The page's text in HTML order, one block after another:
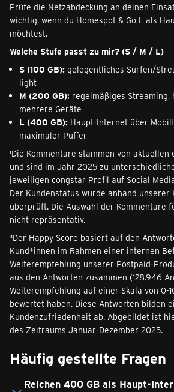
Prüfe die Netzabdeckung an deinen
wichtig, wenn du Homespot & Go L als
möchtest.
Welche Stufe passt zu mir? (S / M / L)
S (100 GB): gelegentliches Surfen/
light
M (200 GB): regelmäßiges Streaming,
mehrere Geräte
L (400 GB): Haupt-Internet über
maximaler Puffer
¹Die Kommentare stammen von
und sind im Jahr 2025 zu
jeweiligen congstar Profil auf Social
Der Kundenstatus wurde anhand unserer
überprüft. Die Auswahl der Kommentare
nicht repräsentativ.
³Der Happy Score basiert auf den
Kund*innen im Rahmen einer internen
Weiterempfehlung unserer Postpaid-
aus den Antworten zusammen (128.946
Weiterempfehlung auf einer Skala von 0-
bewertet haben. Diese Antworten bilden
Kundenzufriedenheit ab. Abgebildet ist
des Zeitraums Januar-Dezember 2025.
Häufig gestellte Fragen
Reichen 400 GB als Haupt-